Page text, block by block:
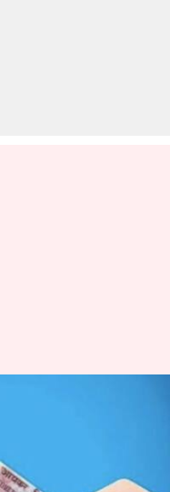
लिंक करें
हो जायेगा